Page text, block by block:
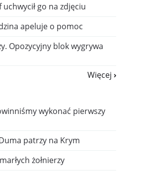
go na zdjęciu
apeluje o pomoc
Opozycyjny blok wygrywa
Więcej
wykonać pierwszy
patrzy na Krym
żołnierzy